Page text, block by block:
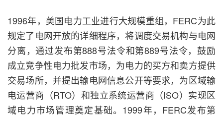
1996年，美国电力工业进行大规模重组，FERC为此
规定了电网开放的详细程序，将调度交易机构与电网
分离，通过发布第888号法令和第889号法令，鼓励
成立竞争性电力批发市场，为电力的买方和卖方提供
交易场所，并提出输电网信息公开等要求，为区域输
电运营商（RTO）和独立系统运营商（ISO）实现区
域电力市场管理奠定基础。1999年，FERC发布第